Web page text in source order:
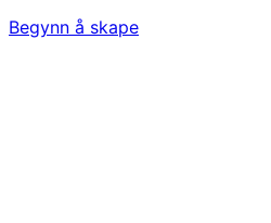
Begynn å skape